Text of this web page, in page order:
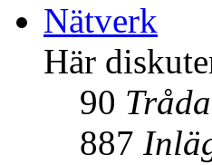
Nätverk
Här
90
887